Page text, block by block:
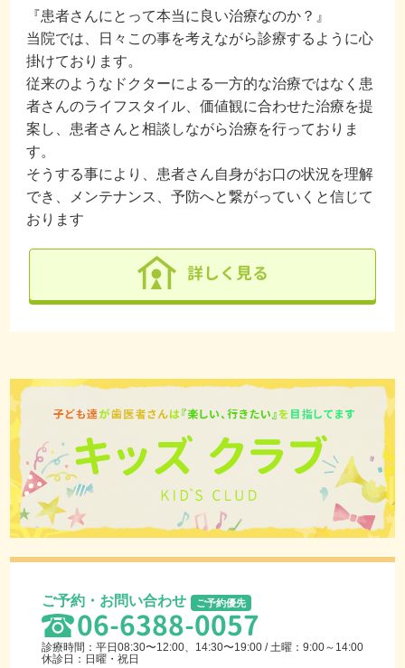
『患者さんにとって本当に良い治療なのか？』
当院では、日々この事を考えながら診療するように心
掛けております。
従来のようなドクターによる一方的な治療ではなく患
者さんのライフスタイル、価値観に合わせた治療を提
案し、患者さんと相談しながら治療を行っておりま
す。
そうする事により、患者さん自身がお口の状況を理解
でき、メンテナンス、予防へと繋がっていくと信じて
おります
詳しく見る
ご予約・お問い合わせ ご予約優先
06-6388-0057
診療時間：平日08:30〜12:00、14:30〜19:00 / 土曜：9:00～14:00
休診日：日曜・祝日